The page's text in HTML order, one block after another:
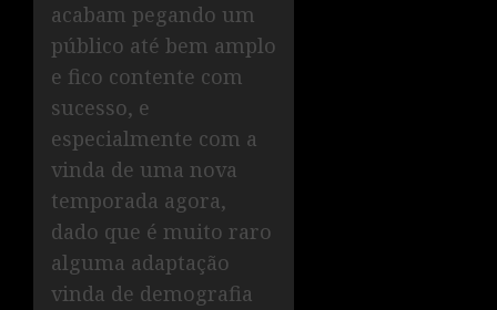
acabam pegando um
público até bem amplo
e fico contente com
sucesso, e
especialmente com a
vinda de uma nova
temporada agora,
dado que é muito raro
alguma adaptação
vinda de demografia